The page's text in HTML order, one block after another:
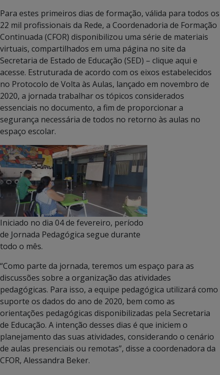
Para estes primeiros dias de formação, válida para todos os
22 mil profissionais da Rede, a Coordenadoria de Formação
Continuada (CFOR) disponibilizou uma série de materiais
virtuais, compartilhados em uma página no site da
Secretaria de Estado de Educação (SED) – clique aqui e
acesse. Estruturada de acordo com os eixos estabelecidos
no Protocolo de Volta às Aulas, lançado em novembro de
2020, a jornada trabalhar os tópicos considerados
essenciais no documento, a fim de proporcionar a
segurança necessária de todos no retorno às aulas no
espaço escolar.
Iniciado no dia 04 de fevereiro, período
de Jornada Pedagógica segue durante
todo o mês.
“Como parte da jornada, teremos um espaço para as
discussões sobre a organização das atividades
pedagógicas. Para isso, a equipe pedagógica utilizará como
suporte os dados do ano de 2020, bem como as
orientações pedagógicas disponibilizadas pela Secretaria
de Educação. A intenção desses dias é que iniciem o
planejamento das suas atividades, considerando o cenário
de aulas presenciais ou remotas”, disse a coordenadora da
CFOR, Alessandra Beker.